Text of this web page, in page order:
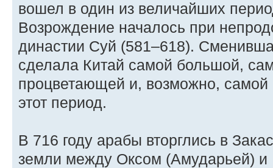
вошел в один из величайших
Возрождение началось при
династии Суй (581–618).
сделала Китай самой большой,
процветающей и, возможно, самой
этот период.
В 716 году арабы вторглись в
земли между Оксом (Амударьей)